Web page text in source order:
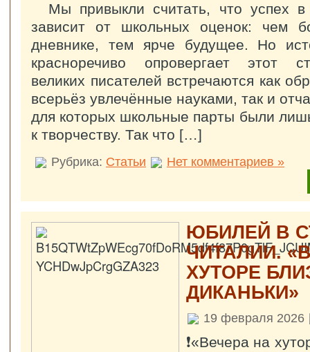
Мы привыкли считать, что успех
зависит от школьных оценок: чем
дневнике, тем ярче будущее. Но
красноречиво опровергает этот
великих писателей встречаются как
всерьёз увлечённые науками, так и
для которых школьные парты были
к творчеству. Так что […]
Рубрика: Статьи Нет комментариев »
ЮБИЛЕЙ В
ЧИТАЛИИ.
ХУТОРЕ
ДИКАНЬКИ»
19 февраля 2026
❗«Вечера на